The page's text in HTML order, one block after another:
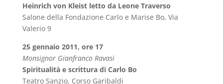
Heinrich von Kleist letto da Leone Traverso
Salone della Fondazione Carlo e Marise Bo, Via
Valerio 9
25 gennaio 2011, ore 17
Monsignor Gianfranco Ravasi
Spiritualità e scrittura di Carlo Bo
Teatro Sanzio, Corso Garibaldi